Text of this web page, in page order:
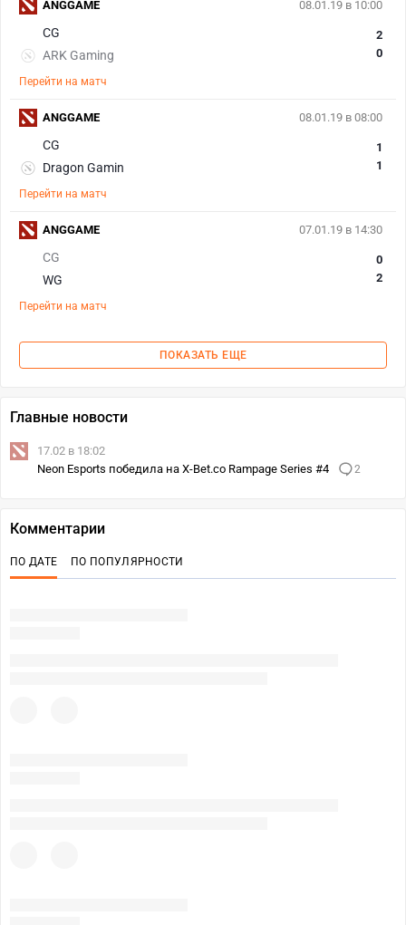
08.01.19 в 10:00
CG
ARK Gaming
2
0
Перейти на матч
ANGGAME
08.01.19 в 08:00
CG
Dragon Gamin
1
1
Перейти на матч
ANGGAME
07.01.19 в 14:30
CG
WG
0
2
Перейти на матч
ANGGAME
ПОКАЗАТЬ ЕЩЕ
Главные новости
17.02 в 18:02
Neon Esports победила на X-Bet.co Rampage Series #4
2
Комментарии
ПО ДАТЕ ПО ПОПУЛЯРНОСТИ